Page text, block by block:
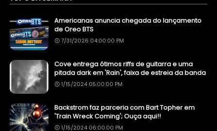
Americanas anuncia chegada do lançamento
de Oreo BTS
7/31/2026 04:00:00 PM
Cove entrega ótimos riffs de guitarra e uma
pitada dark em 'Rain', faixa de estreia da banda
1/15/2024 05:00:00 PM
Backstrom faz parceria com Bart Topher em
'Train Wreck Coming'; Ouça aqui!!
1/15/2024 06:00:00 PM